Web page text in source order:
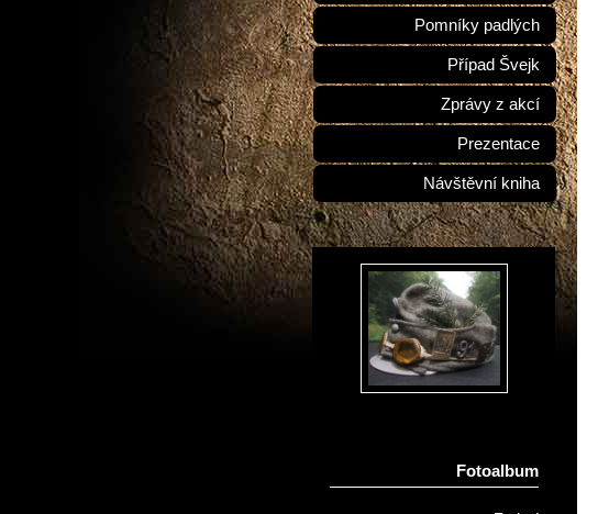
Pomníky padlých
Případ Švejk
Zprávy z akcí
Prezentace
Návštěvní kniha
Fotoalbum